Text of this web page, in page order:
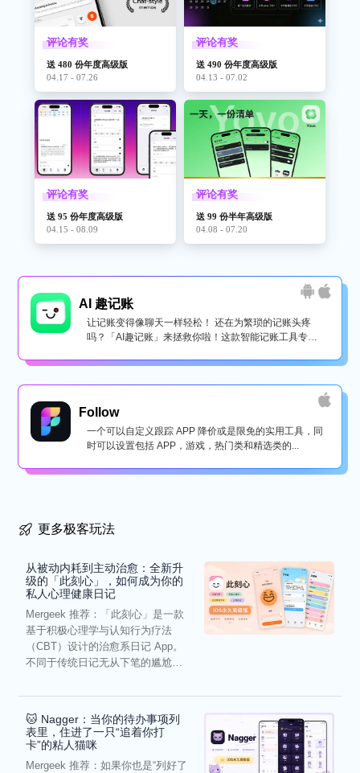
评论有奖
送 480 份年度高级版
04.17 - 07.26
评论有奖
送 490 份年度高级版
04.13 - 07.02
评论有奖
送 95 份年度高级版
04.15 - 08.09
评论有奖
送 99 份半年高级版
04.08 - 07.20
AI 趣记账
让记账变得像聊天一样轻松！ 还在为繁琐的记账头疼
吗？「AI趣记账」来拯救你啦！这款智能记账工具专为
Follow
一个可以自定义跟踪 APP 降价或是限免的实用工具，同
时可以设置包括 APP，游戏，热门类和精选类的...
更多极客玩法
从被动内耗到主动治愈：全新升
级的「此刻心」，如何成为你的
私人心理健康日记
Mergeek 推荐：「此刻心」是一款
基于积极心理学与认知行为疗法
（CBT）设计的治愈系日记 App。
不同于传统日记无从下笔的尴尬，
🐱 Nagger：当你的待办事项列
表里，住进了一只“追着你打
卡”的粘人猫咪
Mergeek 推荐：如果你也是“列好了